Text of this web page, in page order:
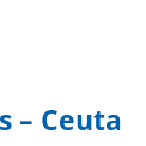
– Ceuta